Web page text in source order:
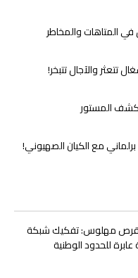
في المتاهات والمخاطر
المستور
مع الكيان الصهيوني!
من 85 ألف قرص مهلوس: تفكيك شبكة
للحدود الوطنية